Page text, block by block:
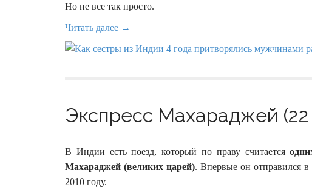
Но не все так просто.
Читать далее →
Экспресс Махараджей (22
В Индии есть поезд, который по праву считается
Махараджей (великих царей). Впервые он отправился
2010 году.